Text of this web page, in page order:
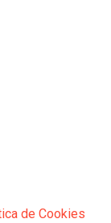
de Cookies